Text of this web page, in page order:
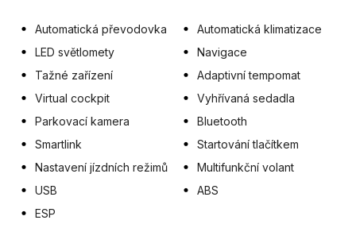
Automatická převodovka
Automatická klimatizace
LED světlomety
Navigace
Tažné zařízení
Adaptivní tempomat
Virtual cockpit
Vyhřívaná sedadla
Parkovací kamera
Bluetooth
Smartlink
Startování tlačítkem
Nastavení jízdních režimů
Multifunkční volant
USB
ABS
ESP